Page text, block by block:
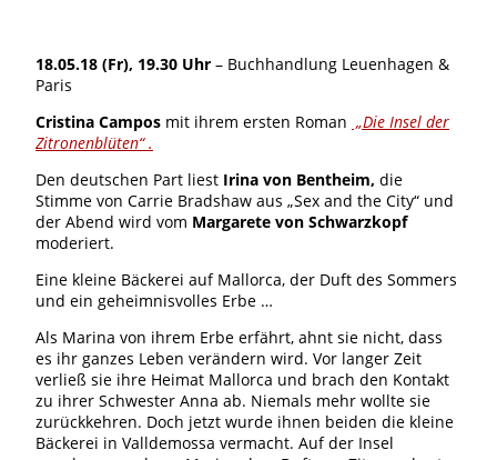
18.05.18 (Fr), 19.30 Uhr – Buchhandlung Leuenhagen &
Paris
Cristina Campos mit ihrem ersten Roman „Die Insel der
Zitronenblüten“ .
Den deutschen Part liest Irina von Bentheim, die
Stimme von Carrie Bradshaw aus „Sex and the City“ und
der Abend wird vom Margarete von Schwarzkopf
moderiert.
Eine kleine Bäckerei auf Mallorca, der Duft des Sommers
und ein geheimnisvolles Erbe …
Als Marina von ihrem Erbe erfährt, ahnt sie nicht, dass
es ihr ganzes Leben verändern wird. Vor langer Zeit
verließ sie ihre Heimat Mallorca und brach den Kontakt
zu ihrer Schwester Anna ab. Niemals mehr wollte sie
zurückkehren. Doch jetzt wurde ihnen beiden die kleine
Bäckerei in Valldemossa vermacht. Auf der Insel